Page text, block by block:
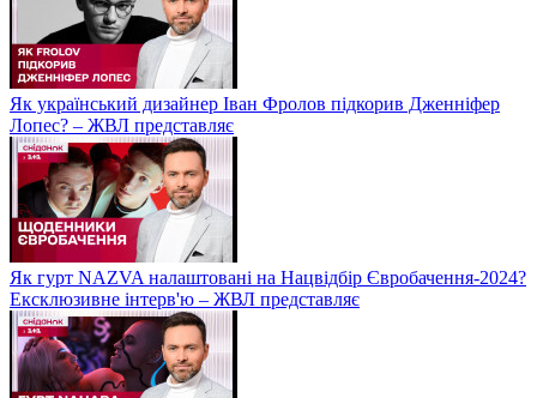
Як український дизайнер Іван Фролов підкорив Дженніфер
Лопес? – ЖВЛ представляє
Як гурт NAZVA налаштовані на Нацвідбір Євробачення-2024?
Ексклюзивне інтерв'ю – ЖВЛ представляє